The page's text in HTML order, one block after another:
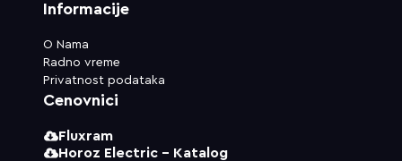
Informacije
O Nama
Radno vreme
Privatnost podataka
Cenovnici
Fluxram
Horoz Electric - Katalog